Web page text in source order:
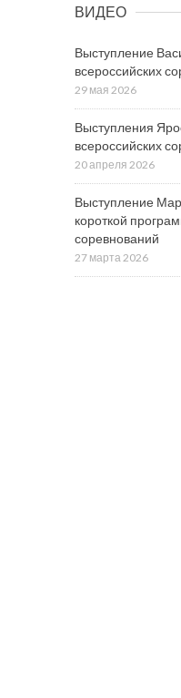
ВИДЕО
Выступление
всероссийских
29 мая 2026
Выступления
всероссийских
20 апреля 2026
Выступление
короткой
соревнований
27 марта 2026